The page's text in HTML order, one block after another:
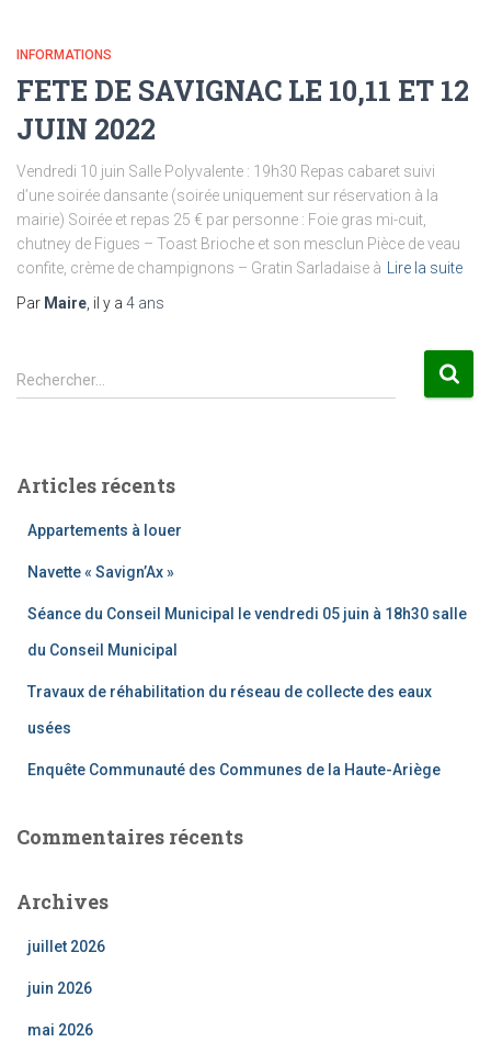
INFORMATIONS
FETE DE SAVIGNAC LE 10,11 ET 12
JUIN 2022
Vendredi 10 juin Salle Polyvalente : 19h30 Repas cabaret suivi
d’une soirée dansante (soirée uniquement sur réservation à la
mairie) Soirée et repas 25 € par personne : Foie gras mi-cuit,
chutney de Figues – Toast Brioche et son mesclun Pièce de veau
confite, crème de champignons – Gratin Sarladaise à
Lire la suite
Par Maire , il y a 4 ans
R
e
r
Rechercher…
Articles récents
Appartements à louer
Navette « Savign’Ax »
Séance du Conseil Municipal le vendredi 05 juin à 18h30 salle
du Conseil Municipal
Travaux de réhabilitation du réseau de collecte des eaux
usées
Enquête Communauté des Communes de la Haute-Ariège
Commentaires récents
Archives
juillet 2026
juin 2026
mai 2026